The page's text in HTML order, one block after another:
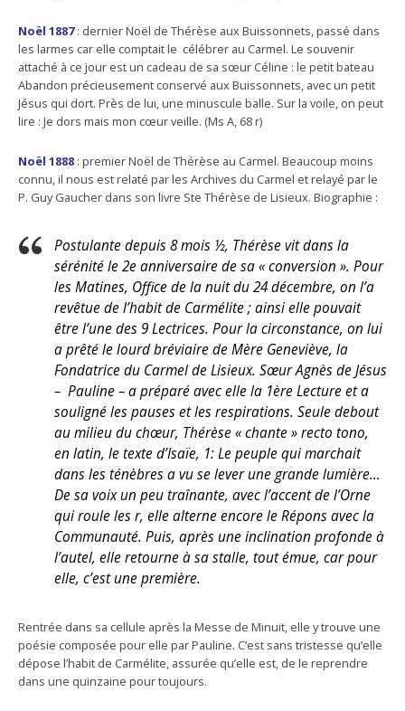
Noël 1887 : dernier Noël de Thérèse aux Buissonnets, passé dans
les larmes car elle comptait le célébrer au Carmel. Le souvenir
attaché à ce jour est un cadeau de sa sœur Céline : le petit bateau
Abandon précieusement conservé aux Buissonnets, avec un petit
Jésus qui dort. Près de lui, une minuscule balle. Sur la voile, on peut
lire : Je dors mais mon cœur veille. (Ms A, 68 r)
Noël 1888 : premier Noël de Thérèse au Carmel. Beaucoup moins
connu, il nous est relaté par les Archives du Carmel et relayé par le
P. Guy Gaucher dans son livre Ste Thérèse de Lisieux. Biographie :
Postulante depuis 8 mois ½, Thérèse vit dans la
sérénité le 2e anniversaire de sa « conversion ». Pour
les Matines, Office de la nuit du 24 décembre, on l’a
revêtue de l’habit de Carmélite ; ainsi elle pouvait
être l’une des 9 Lectrices. Pour la circonstance, on lui
a prêté le lourd bréviaire de Mère Geneviève, la
Fondatrice du Carmel de Lisieux. Sœur Agnès de Jésus
– Pauline – a préparé avec elle la 1ère Lecture et a
souligné les pauses et les respirations. Seule debout
au milieu du chœur, Thérèse « chante » recto tono,
en latin, le texte d’Isaïe, 1: Le peuple qui marchait
dans les ténèbres a vu se lever une grande lumière…
De sa voix un peu traînante, avec l’accent de l’Orne
qui roule les r, elle alterne encore le Répons avec la
Communauté. Puis, après une inclination profonde à
l’autel, elle retourne à sa stalle, tout émue, car pour
elle, c’est une première.
Rentrée dans sa cellule après la Messe de Minuit, elle y trouve une
poésie composée pour elle par Pauline. C’est sans tristesse qu’elle
dépose l’habit de Carmélite, assurée qu’elle est, de le reprendre
dans une quinzaine pour toujours.